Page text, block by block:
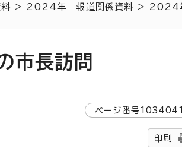
> 2024年 報道関係資料 > 2024
市長訪問
ページ番号1034041
印刷